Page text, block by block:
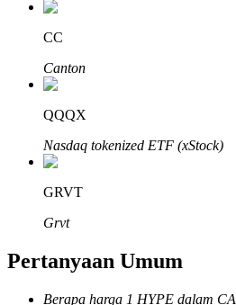
Mitra Bitrue
Afiliasi Bitrue
Hingga 65% Komisi!
CC
Canton
QQQX
Nasdaq tokenized ETF (xStock)
GRVT
Grvt
Pertanyaan Umum
Berapa harga 1 HYPE dalam